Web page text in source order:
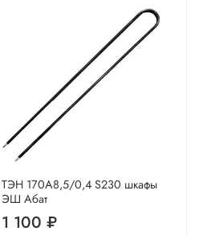
ТЭН 170А8,5/0,4 S230 шкафы
ЭШ Абат
1 100 ₽